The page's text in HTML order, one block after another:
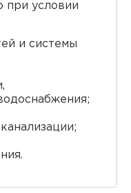
при условии
и системы